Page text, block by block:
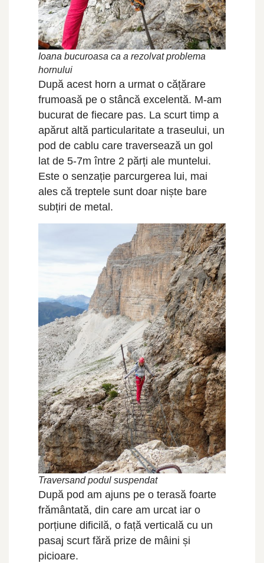
Ioana bucuroasa ca a rezolvat problema
hornului
După acest horn a urmat o cățărare
frumoasă pe o stâncă excelentă. M-am
bucurat de fiecare pas. La scurt timp a
apărut altă particularitate a traseului, un
pod de cablu care traversează un gol
lat de 5-7m între 2 părți ale muntelui.
Este o senzație parcurgerea lui, mai
ales că treptele sunt doar niște bare
subțiri de metal.
Traversand podul suspendat
După pod am ajuns pe o terasă foarte
frământată, din care am urcat iar o
porțiune dificilă, o față verticală cu un
pasaj scurt fără prize de mâini și
picioare.